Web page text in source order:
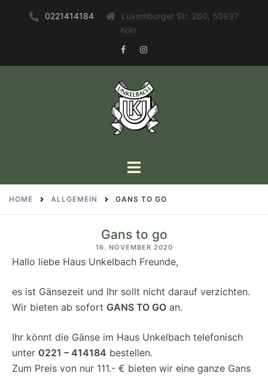
0221414184
Luxemburger Str. 260, 50937
Köln
FACEBOOKINSTAGRAM
Toggle
HOME ALLGEMEIN GANS TO GO
Gans to go
16. NOVEMBER 2020
Hallo liebe Haus Unkelbach Freunde,
es ist Gänsezeit und Ihr sollt nicht darauf verzichten.
Wir bieten ab sofort GANS TO GO an.
Ihr könnt die Gänse im Haus Unkelbach telefonisch
unter 0221 – 414184 bestellen.
Zum Preis von nur 111.- € bieten wir eine ganze Gans